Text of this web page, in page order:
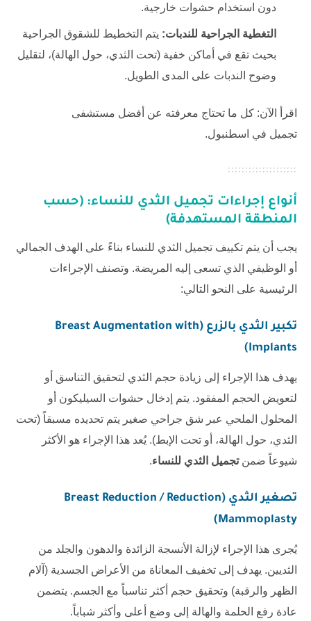
دون استخدام حشوات خارجية.
التغطية الجراحية للندبات: يتم التخطيط للشقوق الجراحية
بحيث تقع في أماكن خفية (تحت الثدي، حول الهالة)، لتقليل
وضوح الندبات على المدى الطويل.
اقرأ الآن: كل ما تحتاج معرفته عن أفضل مستشفى
تجميل في اسطنبول.
أنواع إجراءات تجميل الثدي ‏للنساء: (حسب
المنطقة المستهدفة)
يجب أن يتم تكييف تجميل الثدي ‏للنساء بناءً على الهدف الجمالي
أو الوظيفي الذي تسعى إليه المريضة. وتصنف الإجراءات
الرئيسية على النحو التالي:
تكبير الثدي بالزرع (Breast Augmentation with
Implants)
يهدف هذا الإجراء إلى زيادة حجم الثدي لتحقيق التناسق أو
لتعويض الحجم المفقود. يتم إدخال حشوات السيليكون أو
المحلول الملحي عبر شق جراحي صغير يتم تحديده مسبقاً (تحت
الثدي، حول الهالة، أو تحت الإبط). يُعد هذا الإجراء هو الأكثر
شيوعاً ضمنتجميل الثدي للنساء.
تصغير الثدي (Breast Reduction / Reduction
Mammoplasty)
يُجرى هذا الإجراء لإزالة الأنسجة الزائدة والدهون والجلد من
الثديين. يهدف إلى تخفيف المعاناة من الأعراض الجسدية (آلام
الظهر والرقبة) وتحقيق حجم أكثر تناسباً مع الجسم. يتضمن
عادة رفع الحلمة والهالة إلى وضع أعلى وأكثر شباباً.